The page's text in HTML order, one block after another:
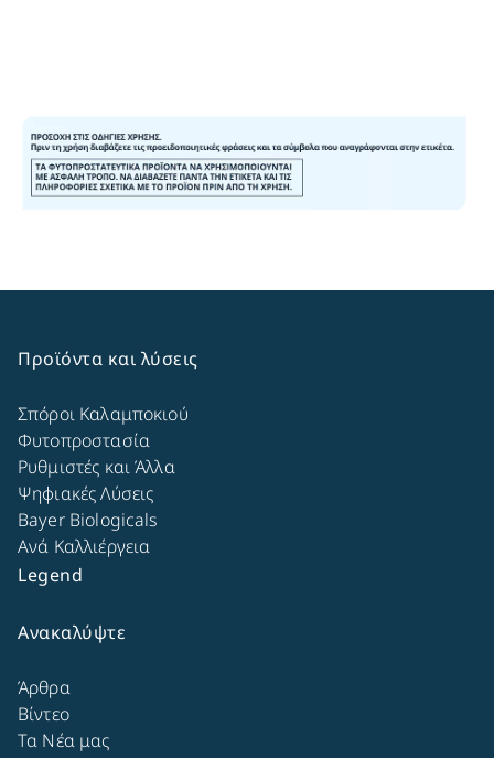
Προϊόντα και λύσεις
Σπόροι Καλαμποκιού
Φυτοπροστασία
Ρυθμιστές και Άλλα
Ψηφιακές Λύσεις
Bayer Biologicals
Ανά Καλλιέργεια
Legend
Ανακαλύψτε
Άρθρα
Βίντεο
Τα Νέα μας